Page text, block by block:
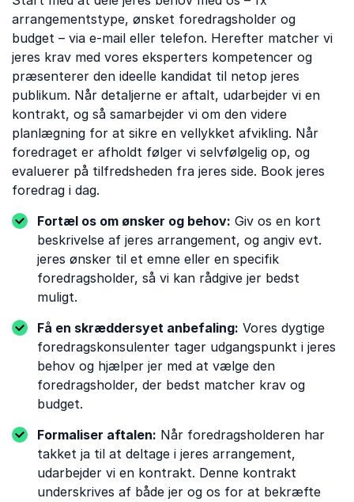
arrangementstype, ønsket foredragsholder og
budget – via e-mail eller telefon. Herefter matcher vi
jeres krav med vores eksperters kompetencer og
præsenterer den ideelle kandidat til netop jeres
publikum. Når detaljerne er aftalt, udarbejder vi en
kontrakt, og så samarbejder vi om den videre
planlægning for at sikre en vellykket afvikling. Når
foredraget er afholdt følger vi selvfølgelig op, og
evaluerer på tilfredsheden fra jeres side. Book jeres
foredrag i dag.
Fortæl os om ønsker og behov: Giv os en kort
beskrivelse af jeres arrangement, og angiv evt.
jeres ønsker til et emne eller en specifik
foredragsholder, så vi kan rådgive jer bedst
muligt.
Få en skræddersyet anbefaling: Vores dygtige
foredragskonsulenter tager udgangspunkt i jeres
behov og hjælper jer med at vælge den
foredragsholder, der bedst matcher krav og
budget.
Formaliser aftalen: Når foredragsholderen har
takket ja til at deltage i jeres arrangement,
udarbejder vi en kontrakt. Denne kontrakt
underskrives af både jer og os for at bekræfte